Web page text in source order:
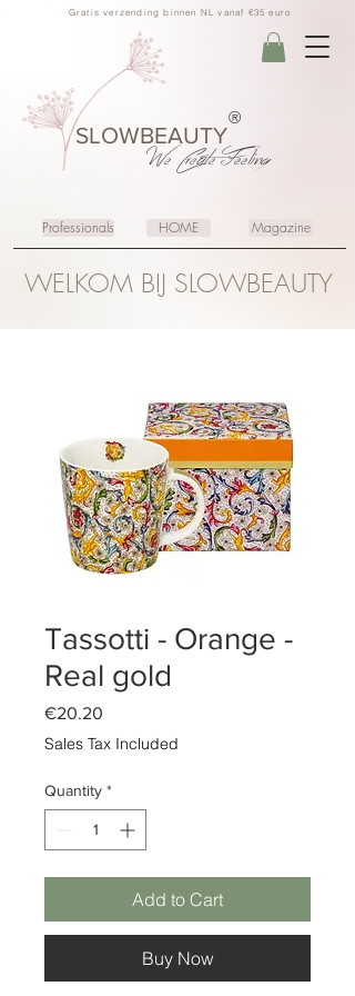
Gratis verzending binnen NL vanaf €35 euro
SLOWBEAUTY
We CreateFeeling
®
Professionals HOME Magazine
WELKOM BIJ SLOWBEAUTY
Tassotti - Orange -
Real gold
€20.20
Sales Tax Included
Quantity *
Add to Cart
Buy Now